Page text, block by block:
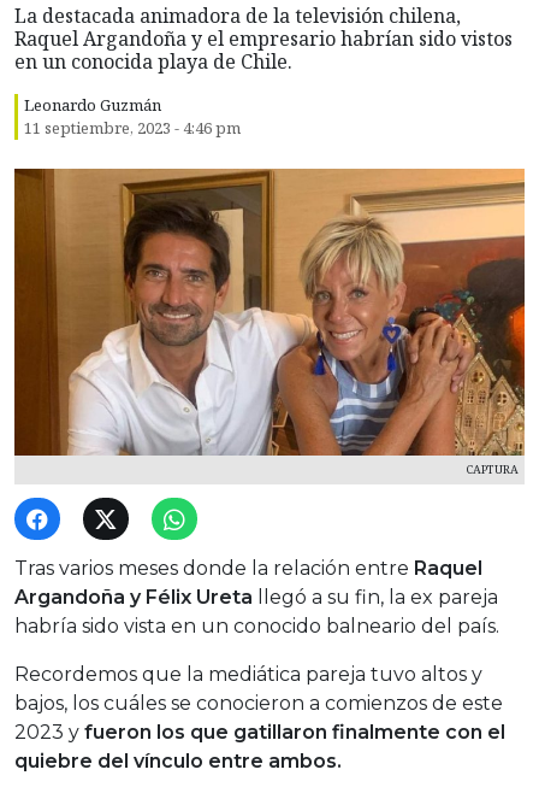
La destacada animadora de la televisión chilena,
Raquel Argandoña y el empresario habrían sido vistos
en un conocida playa de Chile.
Leonardo Guzmán
11 septiembre, 2023 - 4:46 pm
CAPTURA
Tras varios meses donde la relación entre Raquel
Argandoña y Félix Ureta llegó a su fin, la ex pareja
habría sido vista en un conocido balneario del país.
Recordemos que la mediática pareja tuvo altos y
bajos, los cuáles se conocieron a comienzos de este
2023 y fueron los que gatillaron finalmente con el
quiebre del vínculo entre ambos.